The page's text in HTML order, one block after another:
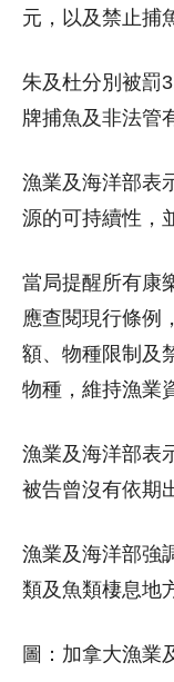
元，以及禁止捕
朱及杜分別被罰
牌捕魚及非法管
漁業及海洋部表
源的可持續性，
當局提醒所有康
應查閱現行條例
額、物種限制及
物種，維持漁業
漁業及海洋部表
被告曾沒有依期
漁業及海洋部強
類及魚類棲息地
圖：加拿大漁業